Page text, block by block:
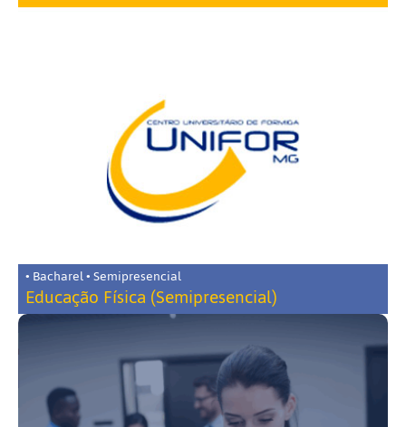
• Bacharel • Semipresencial
Educação Física (Semipresencial)